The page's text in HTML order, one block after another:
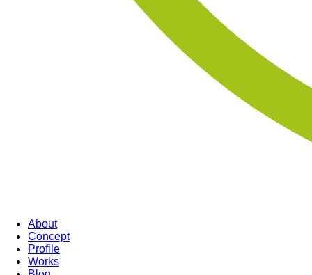
About
Concept
Profile
Works